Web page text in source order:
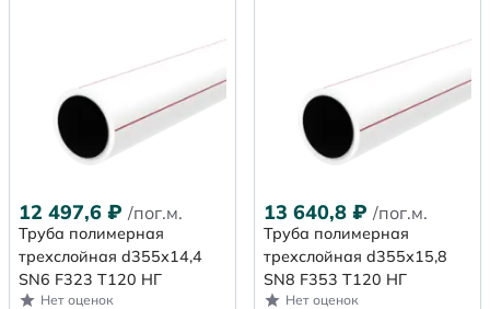
12 497,6 ₽ /пог.м.
Труба полимерная
трехслойная d355х14,4
SN6 F323 Т120 НГ
Нет оценок
13 640,8 ₽ /пог.м.
Труба полимерная
трехслойная d355х15,8
SN8 F353 Т120 НГ
Нет оценок